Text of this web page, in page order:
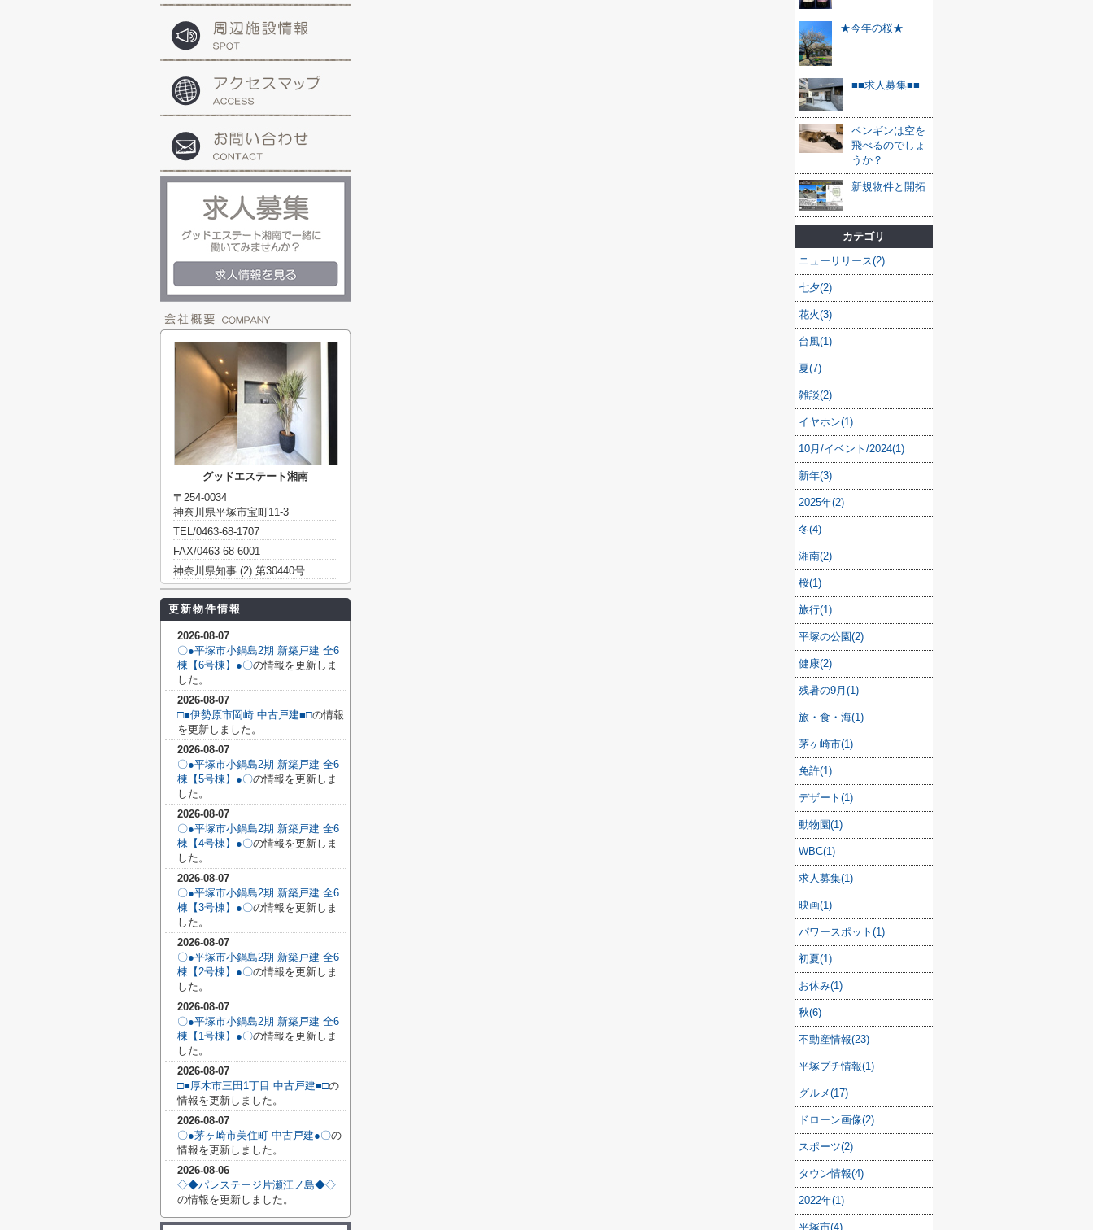
★今年の桜★
■■求人募集■■
ペンギンは空を
飛べるのでしょ
うか？
新規物件と開拓
カテゴリ
ニューリリース(2)
七夕(2)
花火(3)
台風(1)
夏(7)
雑談(2)
イヤホン(1)
10月/イベント/2024(1)
新年(3)
2025年(2)
冬(4)
湘南(2)
桜(1)
旅行(1)
平塚の公園(2)
健康(2)
残暑の9月(1)
旅・食・海(1)
茅ヶ崎市(1)
免許(1)
デザート(1)
動物園(1)
WBC(1)
求人募集(1)
映画(1)
パワースポット(1)
初夏(1)
お休み(1)
秋(6)
不動産情報(23)
平塚プチ情報(1)
グルメ(17)
ドローン画像(2)
スポーツ(2)
タウン情報(4)
2022年(1)
平塚市(4)
グッドエステート湘南
〒254-0034
神奈川県平塚市宝町11-3
TEL/0463-68-1707
FAX/0463-68-6001
神奈川県知事 (2) 第30440号
更新物件情報
2026-08-07
〇●平塚市小鍋島2期 新築戸建 全6
棟【6号棟】●〇の情報を更新しま
した。
2026-08-07
□■伊勢原市岡崎 中古戸建■□の情報
を更新しました。
2026-08-07
〇●平塚市小鍋島2期 新築戸建 全6
棟【5号棟】●〇の情報を更新しま
した。
2026-08-07
〇●平塚市小鍋島2期 新築戸建 全6
棟【4号棟】●〇の情報を更新しま
した。
2026-08-07
〇●平塚市小鍋島2期 新築戸建 全6
棟【3号棟】●〇の情報を更新しま
した。
2026-08-07
〇●平塚市小鍋島2期 新築戸建 全6
棟【2号棟】●〇の情報を更新しま
した。
2026-08-07
〇●平塚市小鍋島2期 新築戸建 全6
棟【1号棟】●〇の情報を更新しま
した。
2026-08-07
□■厚木市三田1丁目 中古戸建■□の
情報を更新しました。
2026-08-07
〇●茅ヶ崎市美住町 中古戸建●〇の
情報を更新しました。
2026-08-06
◇◆パレステージ片瀬江ノ島◆◇
の情報を更新しました。